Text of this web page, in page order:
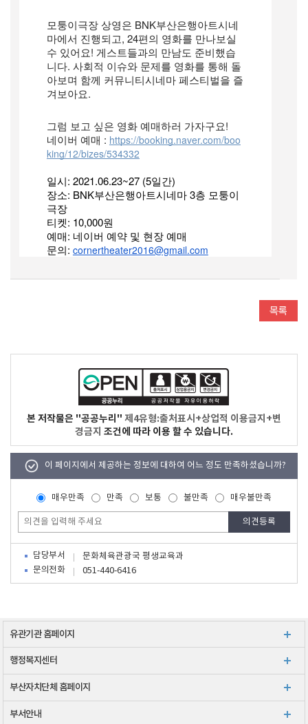
모퉁이극장 상영은 BNK부산은행아트시네
마에서 진행되고, 24편의 영화를 만나보실
수 있어요! 게스트들과의 만남도 준비했습
니다. 사회적 이슈와 문제를 영화를 통해 돌
아보며 함께 커뮤니티시네마 페스티벌을 즐
겨보아요.
그럼 보고 싶은 영화 예매하러 가자구요!
네이버 예매 : https://booking.naver.com/boo
king/12/bizes/534332
일시: 2021.06.23~27 (5일간)
장소: BNK부산은행아트시네마 3층 모퉁이
극장
티켓: 10,000원
예매: 네이버 예약 및 현장 예매
문의: cornertheater2016@gmail.com
본 저작물은 "공공누리" 제4유형:출처표시+상업적 이용금지+변
경금지 조건에 따라 이용 할 수 있습니다.
이 페이지에서 제공하는 정보에 대하여 어느 정도 만족하셨습니까?
매우만족 만족 보통 불만족 매우불만족
담당부서
문화체육관광국 평생교육과
문의전화
051-440-6416
유관기관 홈페이지
행정복지센터
부산자치단체 홈페이지
부서안내